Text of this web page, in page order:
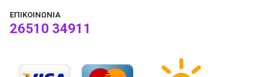
ΕΠΙΚΟΙΝΩΝΊΑ
26510 34911